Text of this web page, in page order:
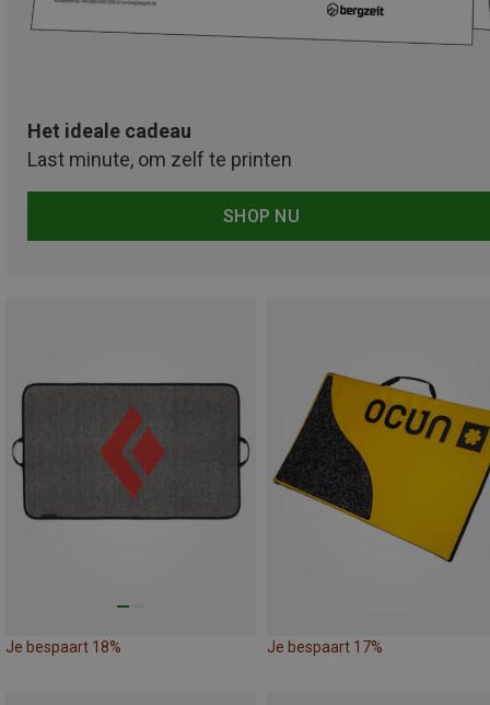
Het ideale cadeau
Last minute, om zelf te printen
SHOP NU
Je bespaart 18% Je bespaart 17%